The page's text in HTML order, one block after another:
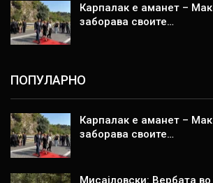
Карпалак е аманет –
заборава своите…
ПОПУЛАРНО
Карпалак е аманет –
заборава своите…
Мисајловски: Вербата